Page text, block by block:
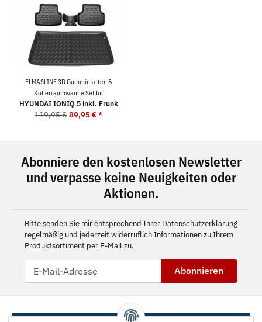
ELMASLINE 3D Gummimatten &
Kofferraumwanne Set für
HYUNDAI IONIQ 5 inkl. Frunk
119,95 € 89,95 €*
Abonniere den kostenlosen Newsletter
und verpasse keine Neuigkeiten oder
Aktionen.
Bitte senden Sie mir entsprechend Ihrer Datenschutzerklärung
regelmäßig und jederzeit widerruflich Informationen zu Ihrem
Produktsortiment per E-Mail zu.
Abonnieren